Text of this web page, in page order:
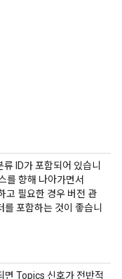
ID가 포함되어 있습니
를 향해 나아가면서
고 필요한 경우 버전 관
를 포함하는 것이 좋습니
면 Topics 신호가 전반적